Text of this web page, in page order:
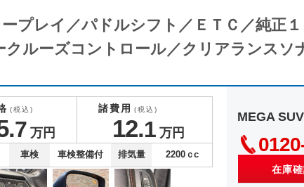
レイ／パドルシフト／ＥＴＣ／純正１
ルーズコントロール／クリアランスソ
(税込)
7 万円
諸費用 (税込)
12.1 万円
車検 車検整備付 排気量 2200 ｃc
MEGA
在庫